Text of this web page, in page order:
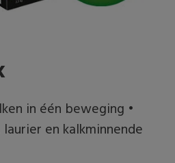
in één beweging •
en kalkminnende